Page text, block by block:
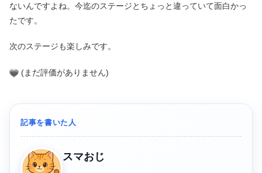
ないんですよね。今迄のステージとちょっと違っていて面白かっ
たです。
次のステージも楽しみです。
(まだ評価がありません)
記事を書いた人
スマおじ